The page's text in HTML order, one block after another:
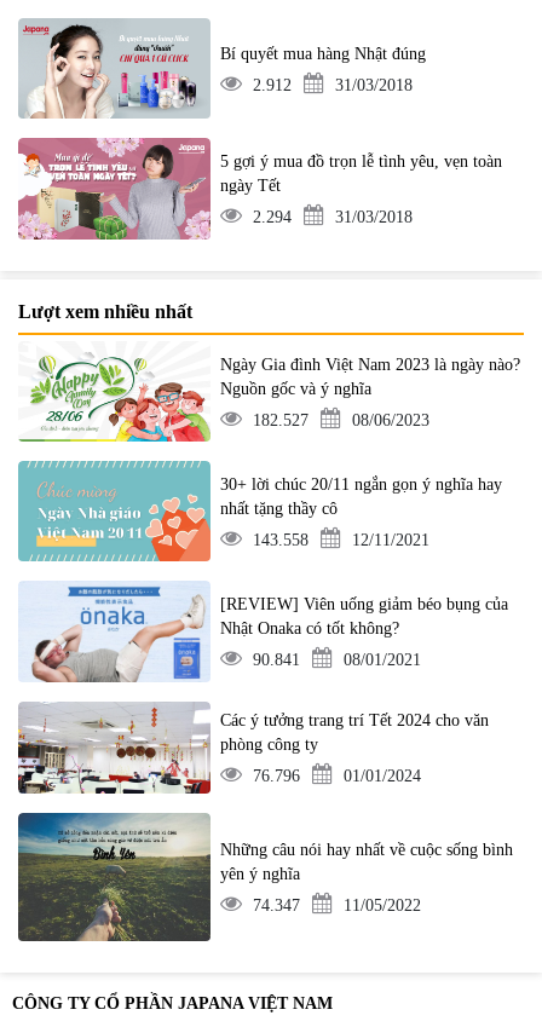
Bí quyết mua hàng Nhật đúng
2.912
31/03/2018
5 gợi ý mua đồ trọn lễ tình yêu, vẹn toàn
ngày Tết
2.294
31/03/2018
Lượt xem nhiều nhất
Ngày Gia đình Việt Nam 2023 là ngày nào?
Nguồn gốc và ý nghĩa
182.527
08/06/2023
30+ lời chúc 20/11 ngắn gọn ý nghĩa hay
nhất tặng thầy cô
143.558
12/11/2021
[REVIEW] Viên uống giảm béo bụng của
Nhật Onaka có tốt không?
90.841
08/01/2021
Các ý tưởng trang trí Tết 2024 cho văn
phòng công ty
76.796
01/01/2024
Những câu nói hay nhất về cuộc sống bình
yên ý nghĩa
74.347
11/05/2022
CÔNG TY CỔ PHẦN JAPANA VIỆT NAM